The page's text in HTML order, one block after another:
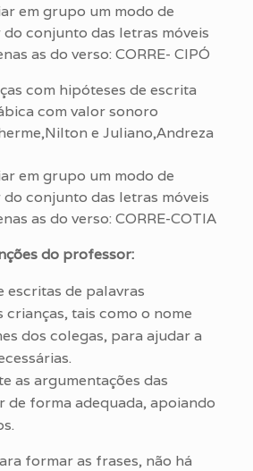
em grupo um modo de
conjunto das letras móveis
as do verso: CORRE- CIPÓ
com hipóteses de escrita
com valor sonoro
e Juliano,Andreza
em grupo um modo de
conjunto das letras móveis
as do verso: CORRE-COTIA
do professor:
escritas de palavras
tais como o nome
dos colegas, para ajudar a
as argumentações das
de forma adequada, apoiando
formar as frases, não há